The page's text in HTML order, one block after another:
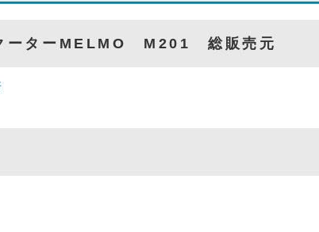
ーターMELMO M201 総販売元